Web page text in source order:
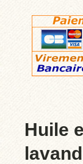
lavandin
Vaporisateur
100ml.
Huile